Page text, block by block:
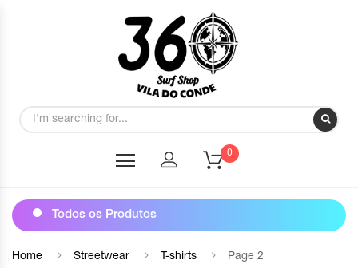
0
Todos os Produtos
Home Streetwear T-shirts Page 2